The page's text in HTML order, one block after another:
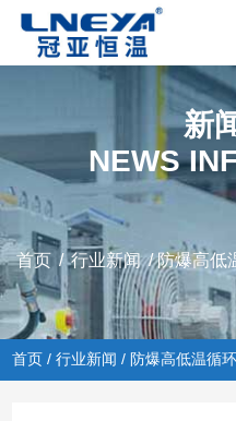
新
NEWS
首页 /行业新闻/ 防爆高低
首页 /行业新闻 / 防爆高低温循